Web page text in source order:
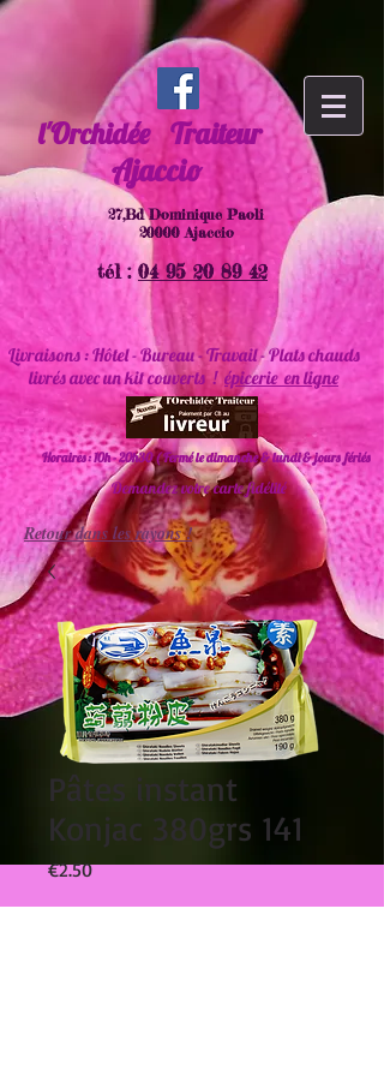
l'Orchidée Traiteur
Ajaccio
27,Bd Dominique Paoli
20000 Ajaccio
tél :04 95 20 89 42
Livraisons : Hôtel - Bureau - Travail - Plats chauds
livrés avec un kit couverts ! épicerie en ligne
Horaires : 10h - 20h30 ( Fermé le dimanche & lundi & jours fériés
Demandez votre carte fidélité
Retour dans les rayons !
Pâtes instant
Konjac 380grs 141
€2.50Prix